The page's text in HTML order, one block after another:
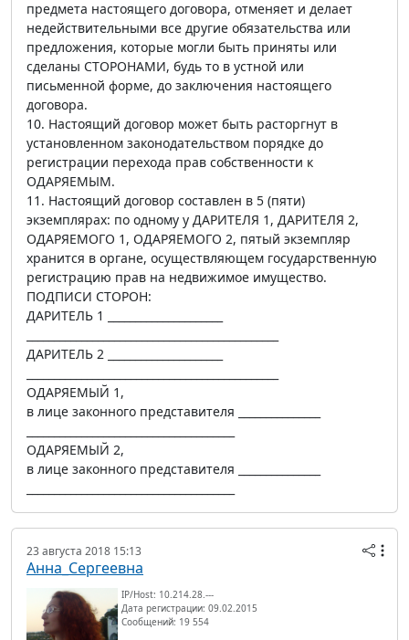
предмета настоящего договора, отменяет и делает
недействительными все другие обязательства или
предложения, которые могли быть приняты или
сделаны СТОРОНАМИ, будь то в устной или
письменной форме, до заключения настоящего
договора.
10. Настоящий договор может быть расторгнут в
установленном законодательством порядке до
регистрации перехода прав собственности к
ОДАРЯЕМЫМ.
11. Настоящий договор составлен в 5 (пяти)
экземплярах: по одному у ДАРИТЕЛЯ 1, ДАРИТЕЛЯ 2,
ОДАРЯЕМОГО 1, ОДАРЯЕМОГО 2, пятый экземпляр
хранится в органе, осуществляющем государственную
регистрацию прав на недвижимое имущество.
ПОДПИСИ СТОРОН:
ДАРИТЕЛЬ 1 _____________________
ДАРИТЕЛЬ 2 _____________________
ОДАРЯЕМЫЙ 1,
в лице законного представителя _______________
ОДАРЯЕМЫЙ 2,
в лице законного представителя _______________
23 августа 2018 15:13
Анна_Сергеевна
IP/Host: 10.214.28.---
Дата регистрации: 09.02.2015
Сообщений: 19 554